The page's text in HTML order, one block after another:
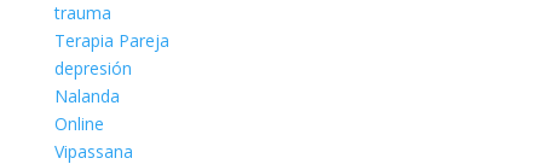
trauma
Terapia Pareja
depresión
Nalanda
Online
Vipassana